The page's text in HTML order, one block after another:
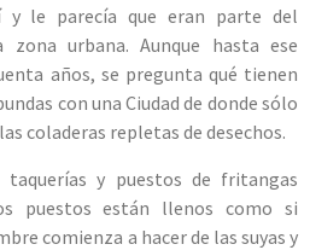
y le parecía que eran parte del
zona urbana. Aunque hasta ese
años, se pregunta qué tienen
con una Ciudad de donde sólo
coladeras repletas de desechos.
y puestos de fritangas
puestos están llenos como si
comienza a hacer de las suyas y